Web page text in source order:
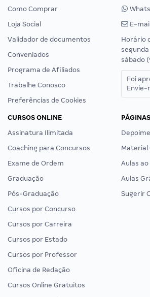
Como Comprar
Loja Social
Validador de documentos
Conveniados
Programa de Afiliados
Trabalhe Conosco
Preferências de Cookies
E-mail
Horário
sábado
Foi
Envie-
CURSOS ONLINE
Assinatura Ilimitada
Coaching para Concursos
Exame de Ordem
Graduação
Pós-Graduação
Cursos por Concurso
Cursos por Carreira
Cursos por Estado
Cursos por Professor
Oficina de Redação
Cursos Online Gratuitos
Material
Aulas ao
Aulas
Sugerir